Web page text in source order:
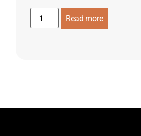
Read more